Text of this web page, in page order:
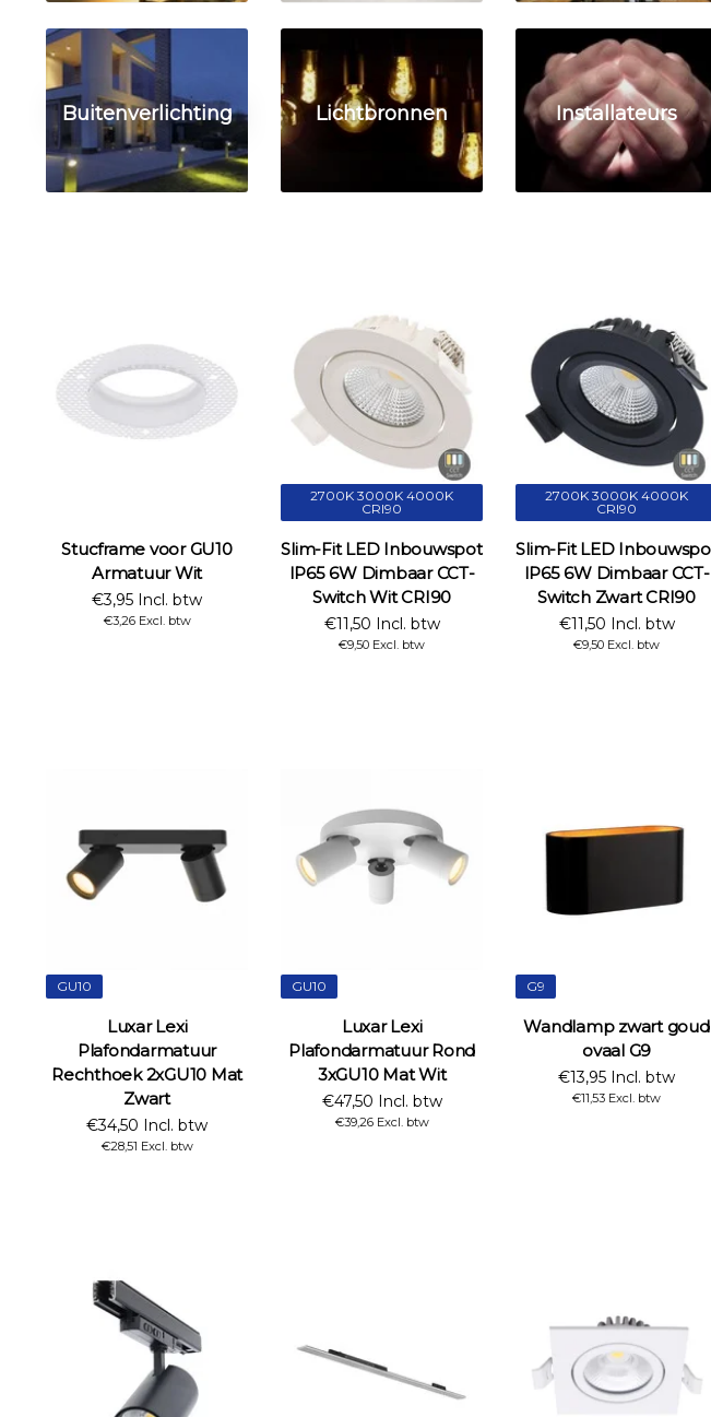
Buitenverlichting Lichtbronnen Installateurs
Stucframe voor GU10
Armatuur Wit
€3,95 Incl. btw
€3,26 Excl. btw
2700K 3000K 4000K
CRI90
Slim-Fit LED Inbouwspot
IP65 6W Dimbaar CCT-
Switch Wit CRI90
€11,50 Incl. btw
€9,50 Excl. btw
2700K 3000K 4000K
CRI90
Slim-Fit LED
IP65 6W Dimbaar CCT-
Switch Zwart CRI90
€11,50 Incl. btw
€9,50 Excl. btw
GU10
Luxar Lexi
Plafondarmatuur
Rechthoek 2xGU10 Mat
Zwart
€34,50 Incl. btw
€28,51 Excl. btw
GU10
Luxar Lexi
Plafondarmatuur Rond
3xGU10 Mat Wit
€47,50 Incl. btw
€39,26 Excl. btw
G9
Wandlamp zwart goud
ovaal G9
€13,95 Incl. btw
€11,53 Excl. btw